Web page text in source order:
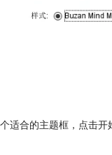
适合的主题框，点击开